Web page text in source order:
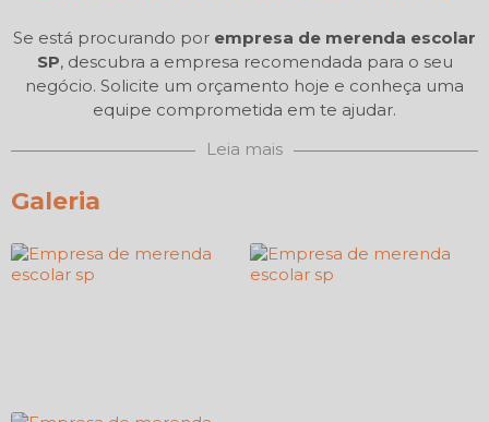
Se está procurando por empresa de merenda escolar
SP, descubra a empresa recomendada para o seu
negócio. Solicite um orçamento hoje e conheça uma
equipe comprometida em te ajudar.
Leia mais
Galeria